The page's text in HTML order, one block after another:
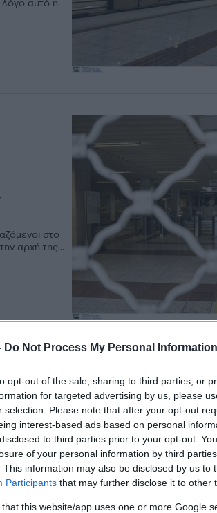
Do Not Process My Personal Information
opt-out of the sale, sharing to third parties, or
for targeted advertising by us, please
selection. Please note that after your opt-out
interest-based ads based on personal
to third parties prior to your opt-out.
of your personal information by third
This information may also be disclosed by us to
Participants that may further disclose it to other
that this website/app uses one or more Google
αυτό η
στο
αρχή της...
που...